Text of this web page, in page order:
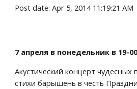
Post date: Apr 5, 2014 11:19:21 AM
7 апреля в понедельник в 19-
Акустический концерт
стихи барышень в честь